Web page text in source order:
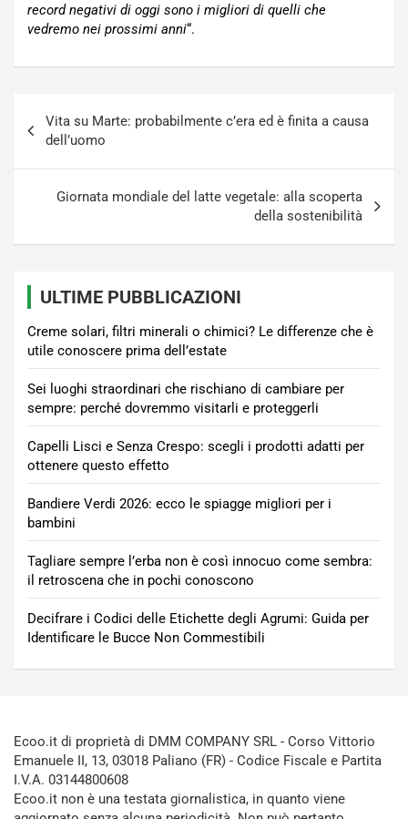
record negativi di oggi sono i migliori di quelli che
vedremo nei prossimi anni“.
articoli
Vita su Marte: probabilmente c’era ed è finita a causa
dell’uomo
Giornata mondiale del latte vegetale: alla scoperta
della sostenibilità
ULTIME PUBBLICAZIONI
Creme solari, filtri minerali o chimici? Le differenze che è
utile conoscere prima dell’estate
Sei luoghi straordinari che rischiano di cambiare per
sempre: perché dovremmo visitarli e proteggerli
Capelli Lisci e Senza Crespo: scegli i prodotti adatti per
ottenere questo effetto
Bandiere Verdi 2026: ecco le spiagge migliori per i
bambini
Tagliare sempre l’erba non è così innocuo come sembra:
il retroscena che in pochi conoscono
Decifrare i Codici delle Etichette degli Agrumi: Guida per
Identificare le Bucce Non Commestibili
Ecoo.it di proprietà di DMM COMPANY SRL - Corso Vittorio
Emanuele II, 13, 03018 Paliano (FR) - Codice Fiscale e Partita
I.V.A. 03144800608
Ecoo.it non è una testata giornalistica, in quanto viene